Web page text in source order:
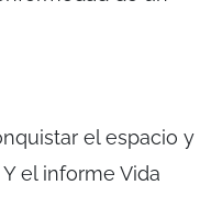
el espacio y
el informe Vida